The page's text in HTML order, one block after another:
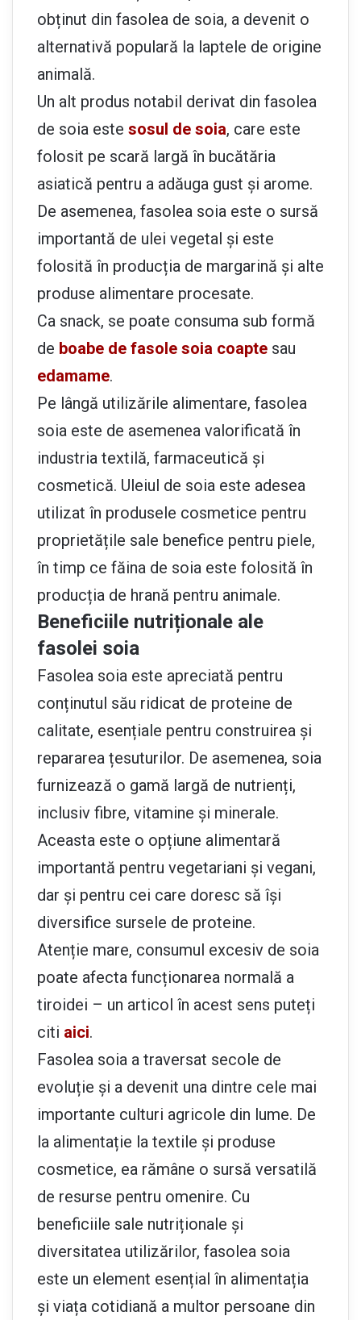
obținut din fasolea de soia, a devenit o
alternativă populară la laptele de origine
animală.
Un alt produs notabil derivat din fasolea
de soia este sosul de soia, care este
folosit pe scară largă în bucătăria
asiatică pentru a adăuga gust și arome.
De asemenea, fasolea soia este o sursă
importantă de ulei vegetal și este
folosită în producția de margarină și alte
produse alimentare procesate.
Ca snack, se poate consuma sub formă
de boabe de fasole soia coapte sau
edamame.
Pe lângă utilizările alimentare, fasolea
soia este de asemenea valorificată în
industria textilă, farmaceutică și
cosmetică. Uleiul de soia este adesea
utilizat în produsele cosmetice pentru
proprietățile sale benefice pentru piele,
în timp ce făina de soia este folosită în
producția de hrană pentru animale.
Beneficiile nutriționale ale
fasolei soia
Fasolea soia este apreciată pentru
conținutul său ridicat de proteine de
calitate, esențiale pentru construirea și
repararea țesuturilor. De asemenea, soia
furnizează o gamă largă de nutrienți,
inclusiv fibre, vitamine și minerale.
Aceasta este o opțiune alimentară
importantă pentru vegetariani și vegani,
dar și pentru cei care doresc să își
diversifice sursele de proteine.
Atenție mare, consumul excesiv de soia
poate afecta funcționarea normală a
tiroidei – un articol în acest sens puteți
citi aici.
Fasolea soia a traversat secole de
evoluție și a devenit una dintre cele mai
importante culturi agricole din lume. De
la alimentație la textile și produse
cosmetice, ea rămâne o sursă versatilă
de resurse pentru omenire. Cu
beneficiile sale nutriționale și
diversitatea utilizărilor, fasolea soia
este un element esențial în alimentația
și viața cotidiană a multor persoane din